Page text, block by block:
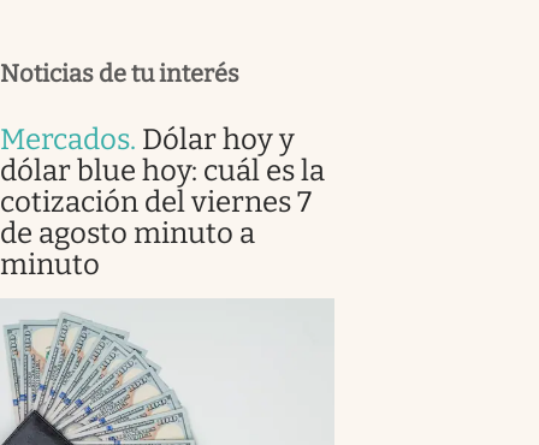
Noticias de tu interés
Mercados. Dólar hoy y
dólar blue hoy: cuál es la
cotización del viernes 7
de agosto minuto a
minuto